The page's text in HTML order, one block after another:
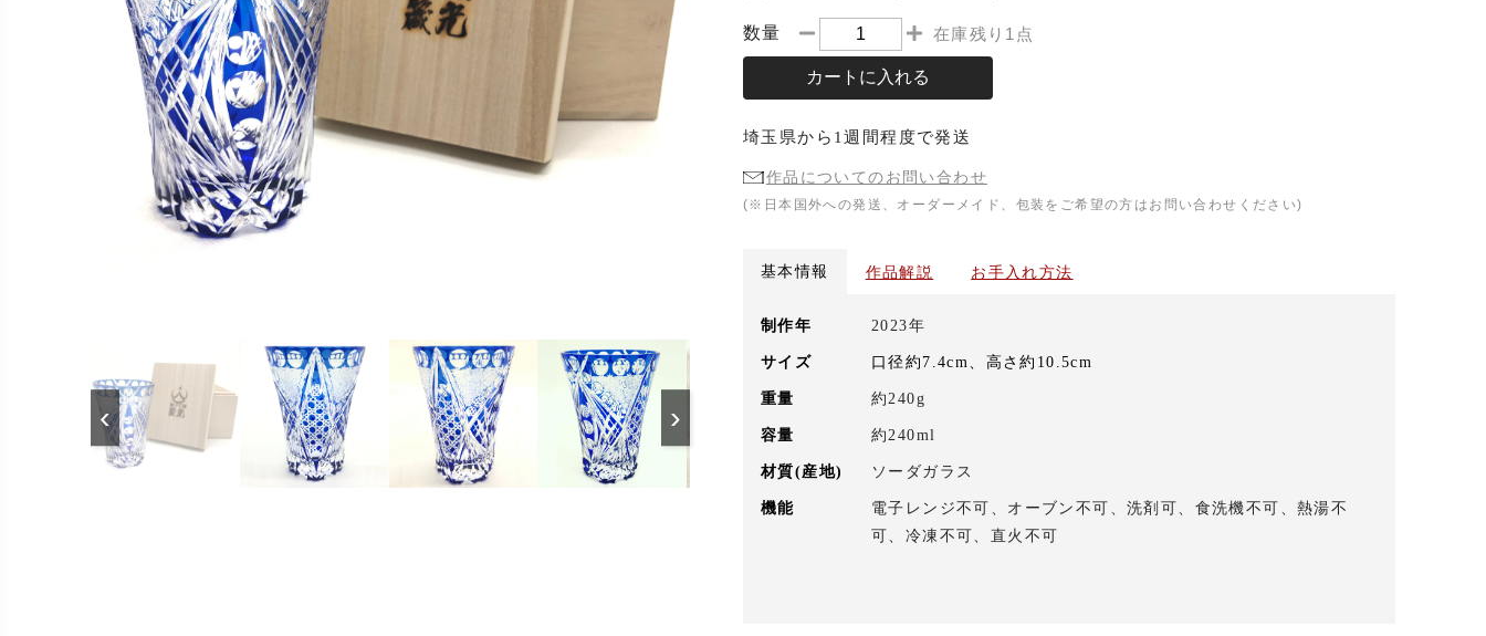
‹ ›
数量 在庫残り1点
カートに入れる
埼玉県から 1週間程度で発送
作品についてのお問い合わせ
(※日本国外への発送、オーダーメイド、包装をご希望の方はお問い合わせください)
基本情報 作品解説 お手入れ方法
制作年 2023年
サイズ 口径約7.4cm、高さ約10.5cm
重量 約240g
容量 約240ml
材質(産地) ソーダガラス
機能
電子レンジ不可、オーブン不可、洗剤可、食洗機不可、熱湯不
可、冷凍不可、直火不可